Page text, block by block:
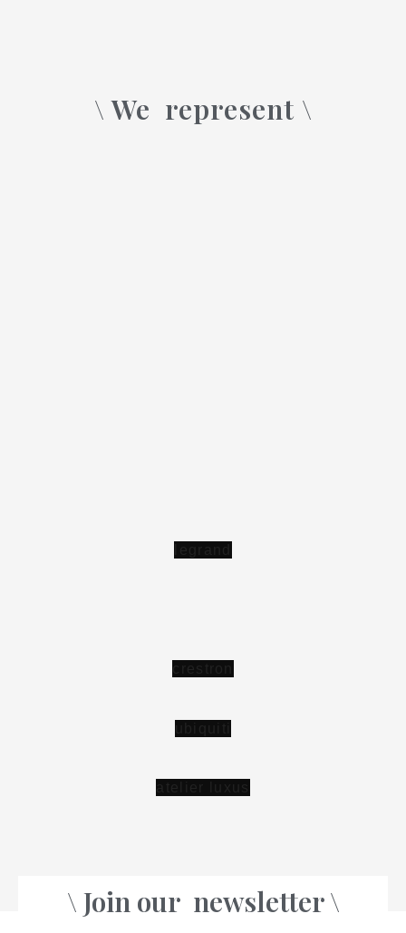
\ We represent \
\ Join our newsletter \